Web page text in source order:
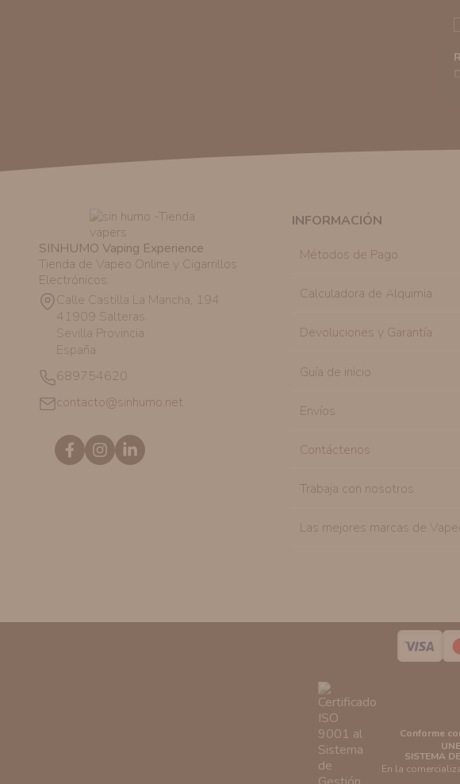
SINHUMO Vaping Experience
Tienda de Vapeo Online y Cigarrillos
Electrónicos.
Calle Castilla La Mancha, 194
41909 Salteras
Sevilla Provincia
España
689754620
contacto@sinhumo.net
INFORMACIÓN
Métodos de Pago
Calculadora de Alquimia
Devoluciones y Garantía
Guía de inicio
Envíos
Contáctenos
Trabaja con nosotros
Las mejores marcas de
Conforme
SISTEMA
En la